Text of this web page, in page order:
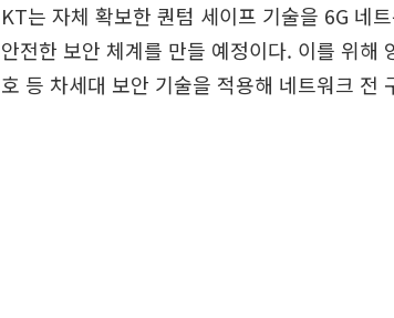
KT는 자체 확보한 퀀텀 세이프 기술을 6G 네
안전한 보안 체계를 만들 예정이다. 이를 위해
호 등 차세대 보안 기술을 적용해 네트워크 전